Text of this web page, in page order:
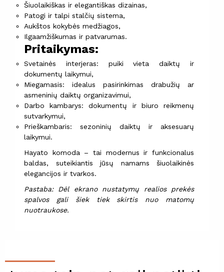
Šiuolaikiškas ir elegantiškas dizainas,
Patogi ir talpi stalčių sistema,
Aukštos kokybės medžiagos,
Ilgaamžiškumas ir patvarumas.
Pritaikymas:
Svetainės interjeras: puiki vieta daiktų ir
dokumentų laikymui,
Miegamasis: idealus pasirinkimas drabužių ar
asmeninių daiktų organizavimui,
Darbo kambarys: dokumentų ir biuro reikmenų
sutvarkymui,
Prieškambaris: sezoninių daiktų ir aksesuarų
laikymui.
Hayato komoda – tai modernus ir funkcionalus
baldas, suteikiantis jūsų namams šiuolaikinės
elegancijos ir tvarkos.
Pastaba: Dėl ekrano nustatymų realios prekės
spalvos gali šiek tiek skirtis nuo matomų
nuotraukose.